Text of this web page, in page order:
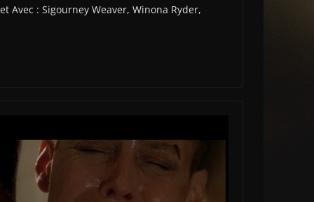
Avec : Sigourney Weaver, Winona Ryder,